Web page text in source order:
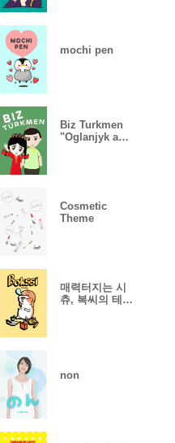
mochi pen
Biz Turkmen
"Oglanjyk and
Cosmetic
Theme
매력터지는 시
츄, 복씨의 테
non